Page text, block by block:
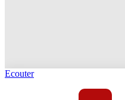
Ecouter